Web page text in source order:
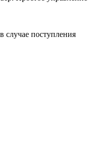
случае поступления